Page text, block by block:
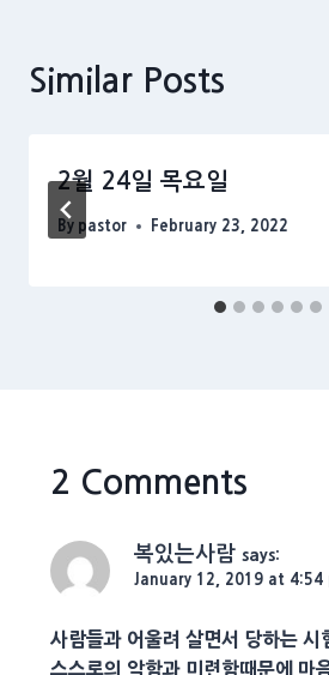
Similar Posts
2월 24일 목요일
By pastor February 23, 2022
2 Comments
복있는사람 says:
January 12, 2019 at 4:54
사람들과 어울려 살면서 당하는 시
스스로의 악함과 미련함때문에 마